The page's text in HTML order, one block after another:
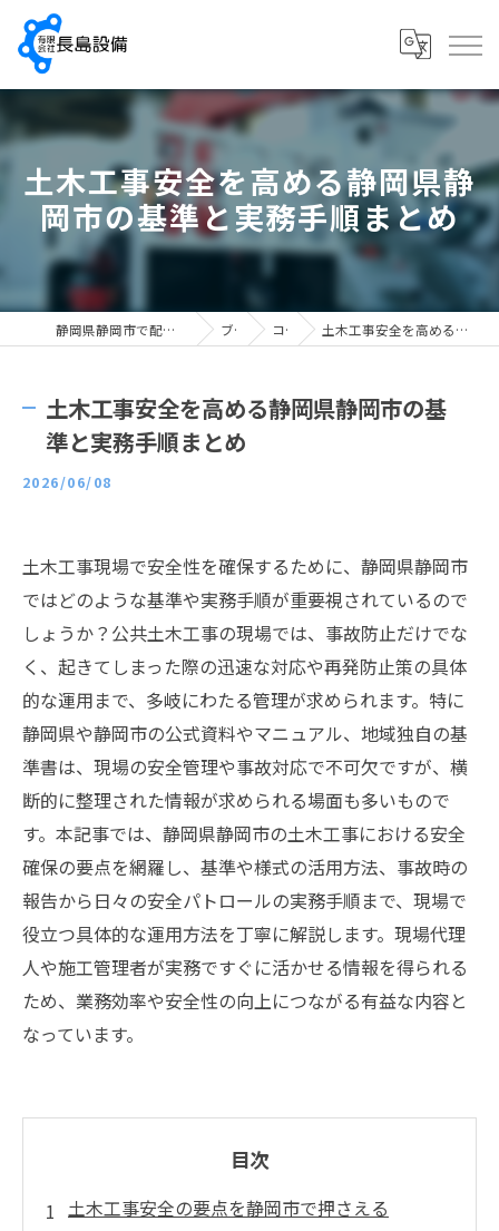
土木工事安全を高める静岡県静
岡市の基準と実務手順まとめ
静岡県静岡市で配管工の求人なら有限会社長島設備 ブログ コラム 土木工事安全を高める静岡県静岡市の基準と実務手順まとめ
土木工事安全を高める静岡県静岡市の基
準と実務手順まとめ
2026/06/08
土木工事現場で安全性を確保するために、静岡県静岡市
ではどのような基準や実務手順が重要視されているので
しょうか？公共土木工事の現場では、事故防止だけでな
く、起きてしまった際の迅速な対応や再発防止策の具体
的な運用まで、多岐にわたる管理が求められます。特に
静岡県や静岡市の公式資料やマニュアル、地域独自の基
準書は、現場の安全管理や事故対応で不可欠ですが、横
断的に整理された情報が求められる場面も多いもので
す。本記事では、静岡県静岡市の土木工事における安全
確保の要点を網羅し、基準や様式の活用方法、事故時の
報告から日々の安全パトロールの実務手順まで、現場で
役立つ具体的な運用方法を丁寧に解説します。現場代理
人や施工管理者が実務ですぐに活かせる情報を得られる
ため、業務効率や安全性の向上につながる有益な内容と
なっています。
目次
土木工事安全の要点を静岡市で押さえる